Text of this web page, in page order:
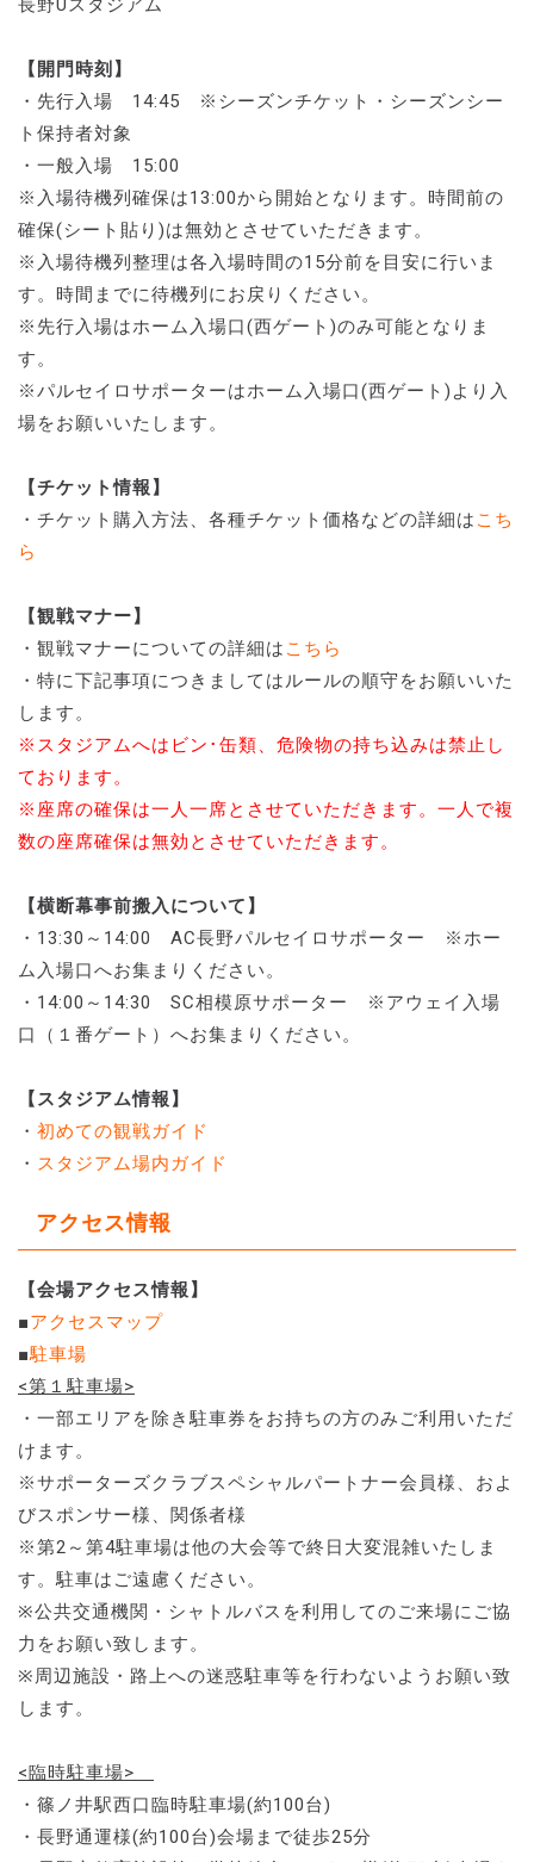
長野Uスタジアム
【開門時刻】
・先行入場 14:45 ※シーズンチケット・シーズンシー
ト保持者対象
・一般入場 15:00
※入場待機列確保は13:00から開始となります。時間前の
確保(シート貼り)は無効とさせていただきます。
※入場待機列整理は各入場時間の15分前を目安に行いま
す。時間までに待機列にお戻りください。
※先行入場はホーム入場口(西ゲート)のみ可能となりま
す。
※パルセイロサポーターはホーム入場口(西ゲート)より入
場をお願いいたします。
【チケット情報】
・チケット購入方法、各種チケット価格などの詳細は こち
ら
【観戦マナー】
・観戦マナーについての詳細は こちら
・特に下記事項につきましてはルールの順守をお願いいた
します。
※スタジアムへはビン･缶類、危険物の持ち込みは禁止し
ております。
※座席の確保は一人一席とさせていただきます。一人で複
数の座席確保は無効とさせていただきます。
【横断幕事前搬入について】
・13:30～14:00 AC長野パルセイロサポーター ※ホー
ム入場口へお集まりください。
・14:00～14:30 SC相模原サポーター ※アウェイ入場
口（１番ゲート）へお集まりください。
【スタジアム情報】
・ 初めての観戦ガイド
・ スタジアム場内ガイド
アクセス情報
【会場アクセス情報】
■アクセスマップ
■駐車場
<第１駐車場>
・一部エリアを除き駐車券をお持ちの方のみご利用いただ
けます。
※サポーターズクラブスペシャルパートナー会員様、およ
びスポンサー様、関係者様
※第2～第4駐車場は他の大会等で終日大変混雑いたしま
す。駐車はご遠慮ください。
※公共交通機関・シャトルバスを利用してのご来場にご協
力をお願い致します。
※周辺施設・路上への迷惑駐車等を行わないようお願い致
します。
<臨時駐車場>
・篠ノ井駅西口臨時駐車場(約100台)
・長野通運様(約100台)会場まで徒歩25分